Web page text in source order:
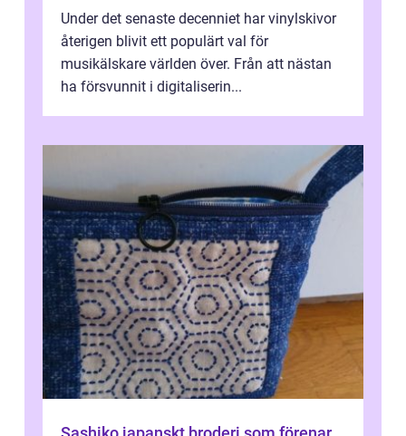
Under det senaste decenniet har vinylskivor
återigen blivit ett populärt val för
musikälskare världen över. Från att nästan
ha försvunnit i digitaliserin...